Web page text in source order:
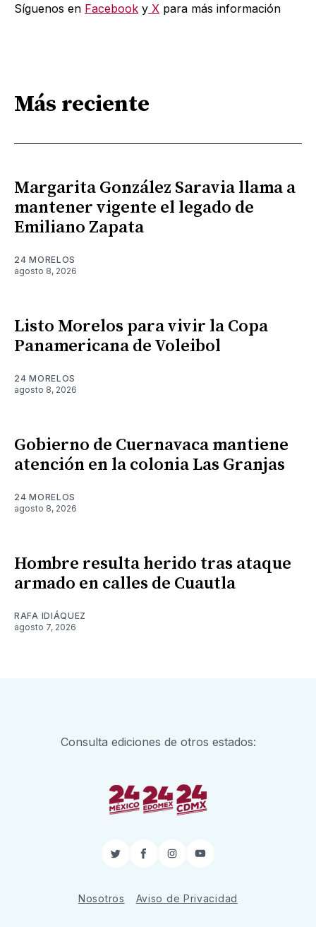
Síguenos en Facebook y X para más información
Más reciente
Margarita González Saravia llama a
mantener vigente el legado de
Emiliano Zapata
24 MORELOS
agosto 8, 2026
Listo Morelos para vivir la Copa
Panamericana de Voleibol
24 MORELOS
agosto 8, 2026
Gobierno de Cuernavaca mantiene
atención en la colonia Las Granjas
24 MORELOS
agosto 8, 2026
Hombre resulta herido tras ataque
armado en calles de Cuautla
RAFA IDIÁQUEZ
agosto 7, 2026
Consulta ediciones de otros estados:
TwitterFacebook
InstagramYouTube
Nosotros Aviso de Privacidad